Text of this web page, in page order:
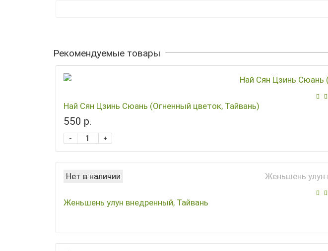
Рекомендуемые товары
Най Сян Цзинь Сюань (Огненный цветок, Тайвань)
550 р.
+
-
Нет в наличии
Женьшень улун внедренный, Тайвань